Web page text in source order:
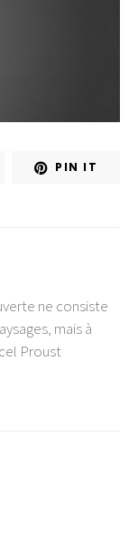
PIN IT
ne consiste
mais à
Proust